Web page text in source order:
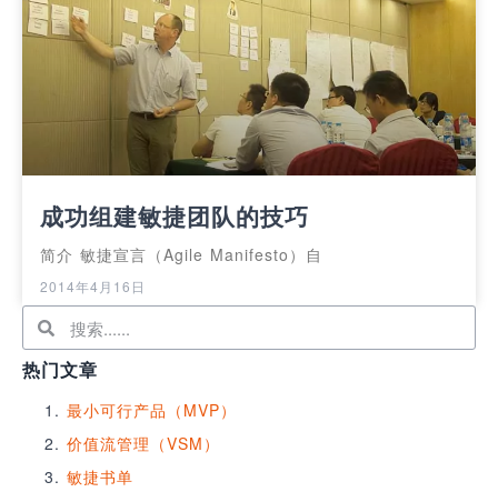
成功组建敏捷团队的技巧
简介 敏捷宣言（Agile Manifesto）自
2014年4月16日
热门文章
最小可行产品（MVP）
价值流管理（VSM）
敏捷书单